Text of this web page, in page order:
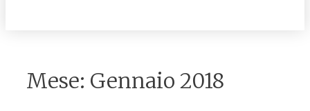
Mese: Gennaio 2018